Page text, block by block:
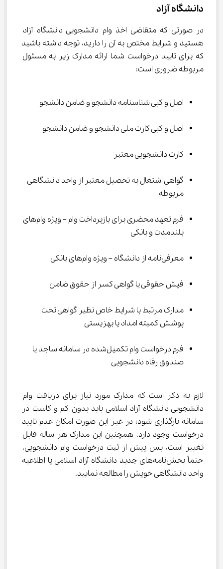
دانشگاه آزاد
در صورتی که متقاضی اخذ وام دانشجویی دانشگاه آزاد
هستید و شرایط مختص به آن را دارید، توجه داشته باشید
که برای تایید درخواست شما ارائه مدارک زیر به مسئول
مربوطه ضروری است:
اصل و کپی شناسنامه دانشجو و ضامن دانشجو
اصل و کپی کارت ملی دانشجو و ضامن دانشجو
کارت دانشجویی معتبر
گواهی اشتغال به تحصیل معتبر از واحد دانشگاهی
مربوطه
فرم تعهد محضری برای بازپرداخت وام – ویژه وام‌های
بلندمدت و بانکی
معرفی‌نامه از دانشگاه – ویژه وام‌های بانکی
فیش حقوقی یا گواهی کسر از حقوق ضامن
پوشش کمیته امداد یا بهزیستی
فرم درخواست وام تکمیل‌شده در سامانه ساجد یا
صندوق رفاه دانشجویی
لازم به ذکر است که مدارک مورد نیاز برای دریافت وام
دانشجویی دانشگاه آزاد اسلامی باید بدون کم و کاست در
سامانه بارگذاری شود؛ در غیر این صورت امکان عدم تایید
درخواست وجود دارد. همچنین این مدارک هر ساله قابل
تغییر است، پس پیش از ثبت درخواست وام دانشجویی،
حتماً بخش‌نامه‌های جدید دانشگاه آزاد اسلامی یا اطلاعیه
واحد دانشگاهی خویش را مطالعه نمایید.